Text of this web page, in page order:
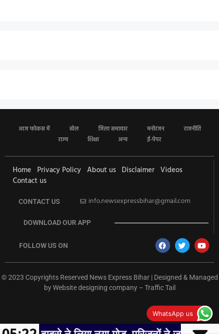
आज फोकस में खेल जिला समाचार मनोरंजन
राजनीति
राज्य
शिक्षा अन्य ई-पेपर
Home Privacy Policy About us Disclaimer Videos
Contact us
CONTACT US info.newsexpressbihar@gmail.com
DOWNLOAD OUR APP
FOLLOW US ON
© 2023 Copyrights Reserved News Express Bihar | Designed & Managed
byWebsite designing company– Traffic Tail
WhatsApp us